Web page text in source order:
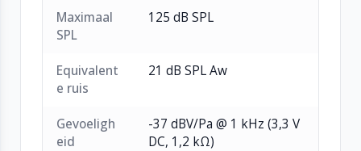
Maximaal
SPL
125 dB SPL
Equivalent
e ruis
21 dB SPL Aw
Gevoeligh
eid
-37 dBV/Pa @ 1 kHz (3,3 V
DC, 1,2 kΩ)